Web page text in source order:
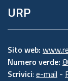
URP
Sito web:
Numero verde:
Scrivici: e-mail -